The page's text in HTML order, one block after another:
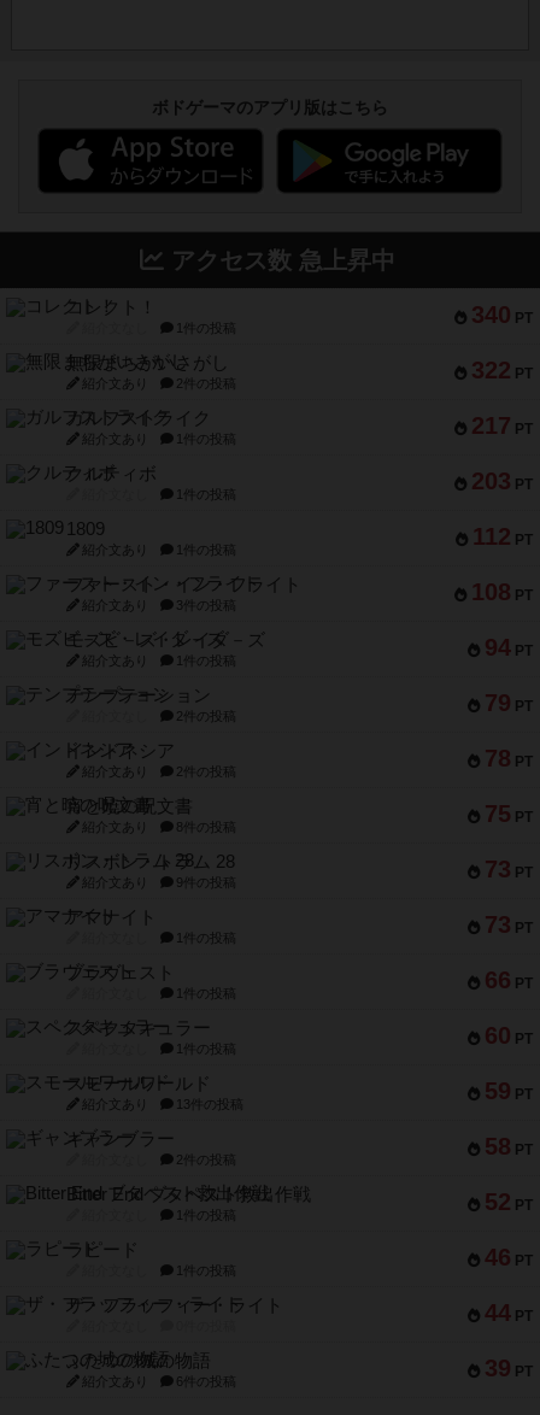
ボドゲーマのアプリ版はこちら
アクセス数 急上昇中
340 PT
コレクト！
1件の投稿
322 PT
無限まちがいさがし
紹介文あり 2件の投稿
217 PT
ガルフストライク
紹介文あり 1件の投稿
203 PT
クルティボ
1件の投稿
112 PT
1809
紹介文あり 1件の投稿
108 PT
ファースト・イン・フライト
紹介文あり 3件の投稿
94 PT
モズビ－ズ・レイダ－ズ
紹介文あり 1件の投稿
79 PT
テンプテーション
2件の投稿
78 PT
インドネシア
紹介文あり 2件の投稿
75 PT
宵と暁の呪文書
紹介文あり 8件の投稿
73 PT
リスボン・トラム 28
紹介文あり 9件の投稿
73 PT
アマナイト
1件の投稿
66 PT
ブラヴェスト
1件の投稿
60 PT
スペクタキュラー
1件の投稿
59 PT
スモールワールド
紹介文あり 13件の投稿
58 PT
ギャンブラー
2件の投稿
52 PT
Bitter End ブタペスト救出作戦
1件の投稿
46 PT
ラピード
1件の投稿
44 PT
ザ・フラッフィー・ライト
39 PT
ふたつの城の物語
紹介文あり 6件の投稿